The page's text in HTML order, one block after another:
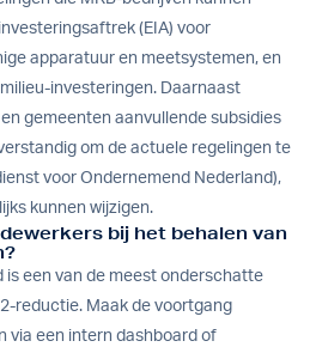
(EIA) voor
apparatuur en meetsystemen, en
investeringen. Daarnaast
gemeenten aanvullende subsidies
om de actuele regelingen te
voor Ondernemend Nederland),
kunnen wijzigen.
bij het behalen van
is een van de meest onderschatte
reductie. Maak de voortgang
via een intern dashboard of